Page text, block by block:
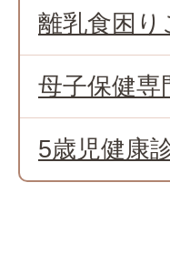
離乳食困り
母子保健専
5歳児健康